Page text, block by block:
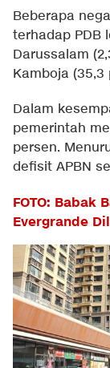
Beberapa
terhadap PDB
Darussalam
Kamboja (35,3
Dalam
pemerintah
persen.
defisit APBN
FOTO: Babak
Evergrande